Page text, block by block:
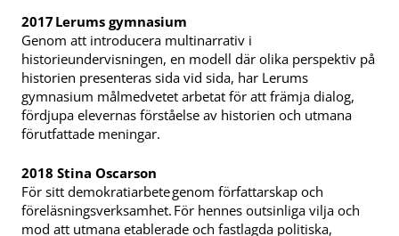
2017 Lerums gymnasium
Genom att introducera multinarrativ i
historieundervisningen, en modell där olika perspektiv på
historien presenteras sida vid sida, har Lerums
gymnasium målmedvetet arbetat för att främja dialog,
fördjupa elevernas förståelse av historien och utmana
förutfattade meningar.
2018 Stina Oscarson
För sitt demokratiarbete genom författarskap och
föreläsningsverksamhet. För hennes outsinliga vilja och
mod att utmana etablerade och fastlagda politiska,